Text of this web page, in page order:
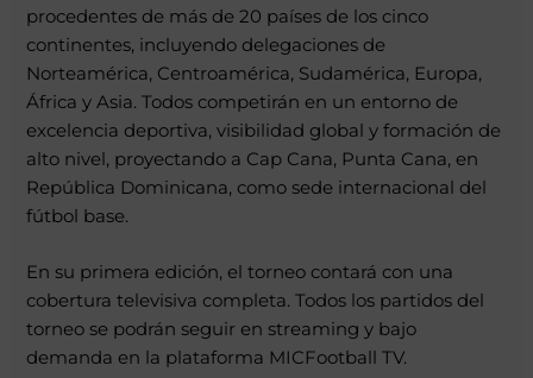
procedentes de más de 20 países de los cinco
continentes, incluyendo delegaciones de
Norteamérica, Centroamérica, Sudamérica, Europa,
África y Asia. Todos competirán en un entorno de
excelencia deportiva, visibilidad global y formación de
alto nivel, proyectando a Cap Cana, Punta Cana, en
República Dominicana, como sede internacional del
fútbol base.
En su primera edición, el torneo contará con una
cobertura televisiva completa. Todos los partidos del
torneo se podrán seguir en streaming y bajo
demanda en la plataforma MICFootball TV.